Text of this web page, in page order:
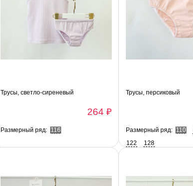
Трусы, светло-сиреневый
264 ₽
Размерный ряд: 116
Трусы, персиковый
Размерный ряд: 110
122
128